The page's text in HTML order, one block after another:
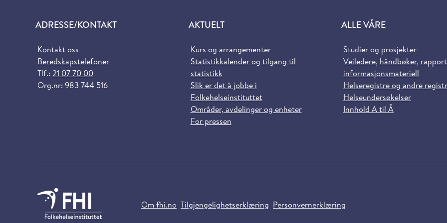
ADRESSE/KONTAKT
Kontakt oss
Beredskapstelefoner
Tlf.: 21 07 70 00
Org.nr: 983 744 516
AKTUELT
Kurs og arrangementer
Statistikkalender og tilgang til
statistikk
Slik er det å jobbe i
Folkehelseinstituttet
Områder, avdelinger og enheter
For pressen
ALLE VÅRE
Studier og prosjekter
Veiledere, håndbøker,
informasjonsmateriell
Helseregistre og andre
Helseundersøkelser
Innhold A til Å
Om fhi.no Tilgjengelighetserklæring Personvernerklæring